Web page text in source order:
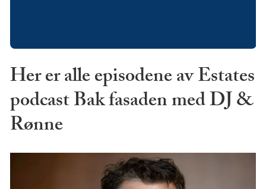
Her er alle episodene av Estates
podcast Bak fasaden med DJ &
Rønne